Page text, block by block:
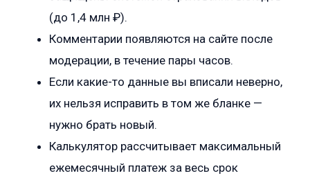
(до 1,4 млн ₽).
Комментарии появляются на сайте после
модерации, в течение пары часов.
Если какие-то данные вы вписали неверно,
их нельзя исправить в том же бланке —
нужно брать новый.
Калькулятор рассчитывает максимальный
ежемесячный платеж за весь срок